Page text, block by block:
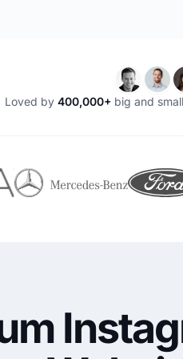
Loved by 400,000+big and